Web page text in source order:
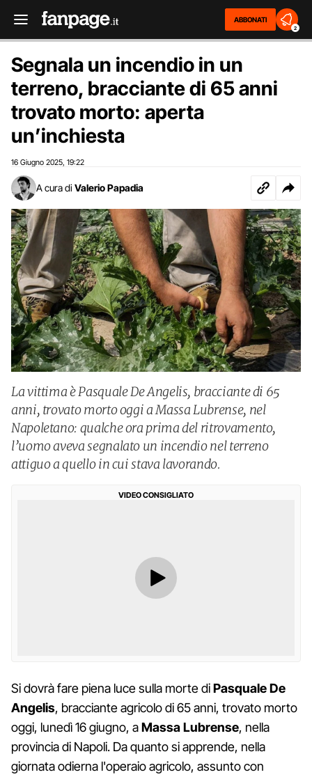
ABBONATI
2
Segnala un incendio in un
terreno, bracciante di 65 anni
trovato morto: aperta
un’inchiesta
16 Giugno 2025 19:22
A cura di Valerio Papadia
La vittima è Pasquale De Angelis, bracciante di 65
anni, trovato morto oggi a Massa Lubrense, nel
Napoletano: qualche ora prima del ritrovamento,
l’uomo aveva segnalato un incendio nel terreno
attiguo a quello in cui stava lavorando.
VIDEO CONSIGLIATO
Si dovrà fare piena luce sulla morte diPasquale De
Angelis, bracciante agricolo di 65 anni, trovato morto
oggi, lunedì 16 giugno, aMassa Lubrense, nella
provincia di Napoli. Da quanto si apprende, nella
giornata odierna l'operaio agricolo, assunto con